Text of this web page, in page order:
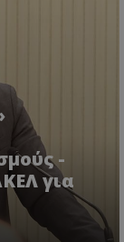
-
για